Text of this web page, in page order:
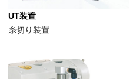
UT装置
糸切り装置